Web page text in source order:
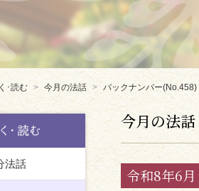
･読む 今月の法話 バックナンバー(No.458)
今月の法
令和8年6
法話を聞く･読む
法話